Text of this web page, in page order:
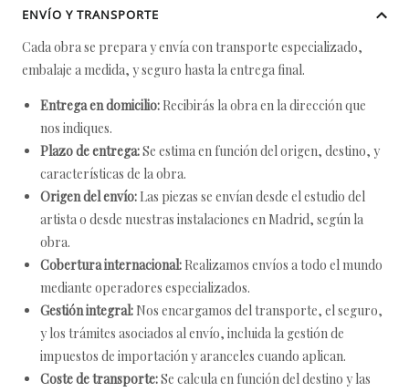
ENVÍO Y TRANSPORTE
Cada obra se prepara y envía con transporte especializado,
embalaje a medida, y seguro hasta la entrega final.
Entrega en domicilio: Recibirás la obra en la dirección que
nos indiques.
Plazo de entrega:Se estima en función del origen, destino, y
características de la obra.
Origen del envío: Las piezas se envían desde el estudio del
artista o desde nuestras instalaciones en Madrid, según la
obra.
Cobertura internacional: Realizamos envíos a todo el mundo
mediante operadores especializados.
Gestión integral: Nos encargamos del transporte, el seguro,
y los trámites asociados al envío, incluida la gestión de
impuestos de importación y aranceles cuando aplican.
Coste de transporte:Se calcula en función del destino y las